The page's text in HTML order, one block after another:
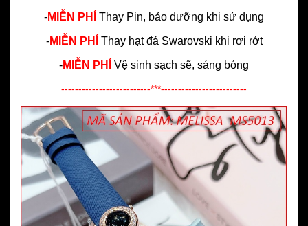
-MIỄN PHÍ Thay Pin, bảo dưỡng khi sử dụng
-MIỄN PHÍ Thay hạt đá Swarovski khi rơi rớt
-MIỄN PHÍ Vệ sinh sạch sẽ, sáng bóng
--------------------------***-------------------------